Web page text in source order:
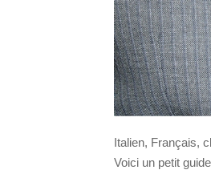
Italien, Français,
Voici un petit